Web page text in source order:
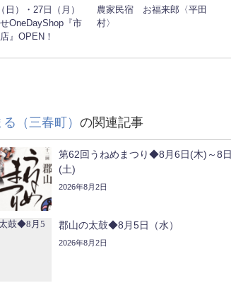
日）・27日（月）
OneDayShop『市
』OPEN！
農家民宿 お福来郎〈平田
村〉
（三春町） の関連記事
第62回うねめまつり◆8月6日(木)～8
(土)
2026年8月2日
郡山の太鼓◆8月5日（水）
2026年8月2日